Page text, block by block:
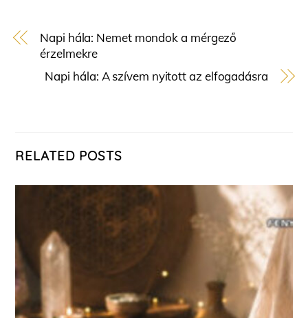
Napi hála: Nemet mondok a mérgező
érzelmekre
Napi hála: A szívem nyitott az elfogadásra
RELATED POSTS